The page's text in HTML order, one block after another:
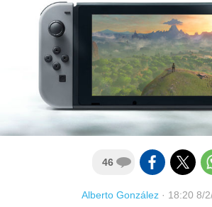
46
Alberto González · 18:20 8/